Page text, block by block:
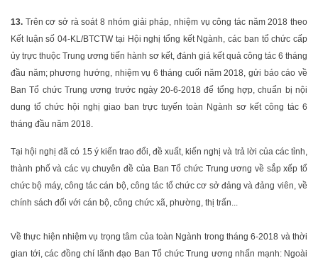
13. Trên cơ sở rà soát 8 nhóm giải pháp, nhiệm vụ công tác năm 2018 theo
Kết luận số 04-KL/BTCTW tại Hội nghị tổng kết Ngành, các ban tổ chức cấp
ủy trực thuộc Trung ương tiến hành sơ kết, đánh giá kết quả công tác 6 tháng
đầu năm; phương hướng, nhiệm vụ 6 tháng cuối năm 2018, gửi báo cáo về
Ban Tổ chức Trung ương trước ngày 20-6-2018 để tổng hợp, chuẩn bị nội
dung tổ chức hội nghị giao ban trực tuyến toàn Ngành sơ kết công tác 6
tháng đầu năm 2018.
Tại hội nghị đã có 15 ý kiến trao đổi, đề xuất, kiến nghị và trả lời của các tỉnh,
thành phố và các vụ chuyên đề của Ban Tổ chức Trung ương về sắp xếp tổ
chức bộ máy, công tác cán bộ, công tác tổ chức cơ sở đảng và đảng viên, về
chính sách đối với cán bộ, công chức xã, phường, thị trấn...
Về thực hiện nhiệm vụ trọng tâm của toàn Ngành trong tháng 6-2018 và thời
gian tới, các đồng chí lãnh đạo Ban Tổ chức Trung ương nhấn mạnh: Ngoài